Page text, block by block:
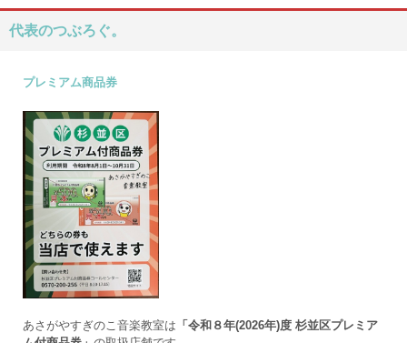
代表のつぶろぐ。
プレミアム商品券
あさがやすぎのこ音楽教室は 「令和８年(2026年)度 杉並区プレミア